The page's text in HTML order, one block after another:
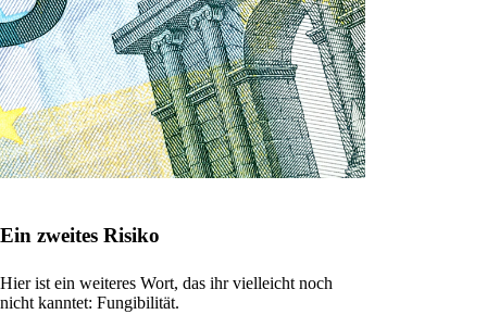
Ein zweites Risiko
Hier ist ein weiteres Wort, das ihr vielleicht noch
nicht kanntet: Fungibilität.